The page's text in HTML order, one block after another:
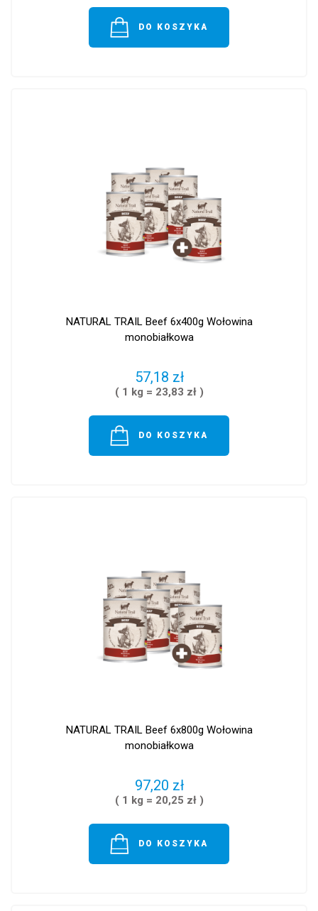
DO KOSZYKA
NATURAL TRAIL Beef 6x400g Wołowina
monobiałkowa
57,18 zł
( 1 kg = 23,83 zł )
DO KOSZYKA
NATURAL TRAIL Beef 6x800g Wołowina
monobiałkowa
97,20 zł
( 1 kg = 20,25 zł )
DO KOSZYKA